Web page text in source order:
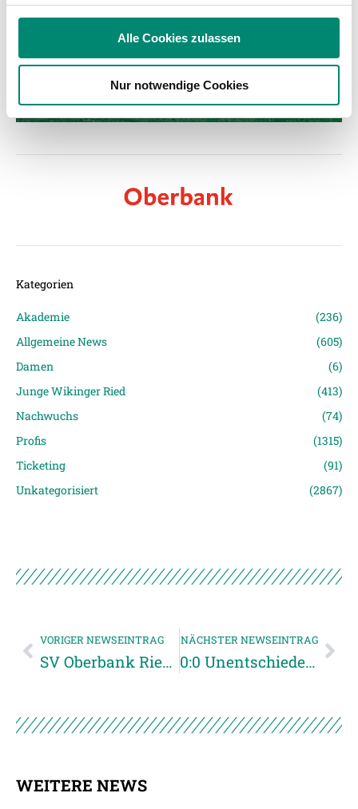
Verwendung unserer Website an unsere Partner für
weiteren Daten zusammen, die Sie ihnen bereitgestellt
haben oder die sie im Rahmen Ihrer Nutzung der Dienste
gesammelt haben.
Datenschutzerklärung.
Alle Cookies zulassen
Nur notwendige Cookies
Kategorien
Akademie
(236)
Allgemeine News
(605)
Damen
(6)
Junge Wikinger Ried
(413)
Nachwuchs
(74)
Profis
(1315)
Ticketing
(91)
Unkategorisiert
(2867)
VORIGER NEWSEINTRAG
SV Oberbank Ried erhält Lizenz für die Saison 2026/27 in erster Instanz
NÄCHSTER NEWSEINTRAG
0:0 Unentschieden beim Auswärtsspiel gegen den WAC
WEITERE NEWS